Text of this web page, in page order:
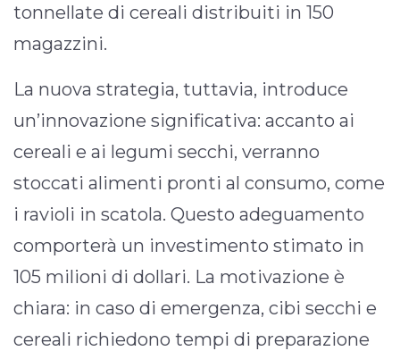
tonnellate di cereali distribuiti in 150
magazzini.
La nuova strategia, tuttavia, introduce
un’innovazione significativa: accanto ai
cereali e ai legumi secchi, verranno
stoccati alimenti pronti al consumo, come
i ravioli in scatola. Questo adeguamento
comporterà un investimento stimato in
105 milioni di dollari. La motivazione è
chiara: in caso di emergenza, cibi secchi e
cereali richiedono tempi di preparazione